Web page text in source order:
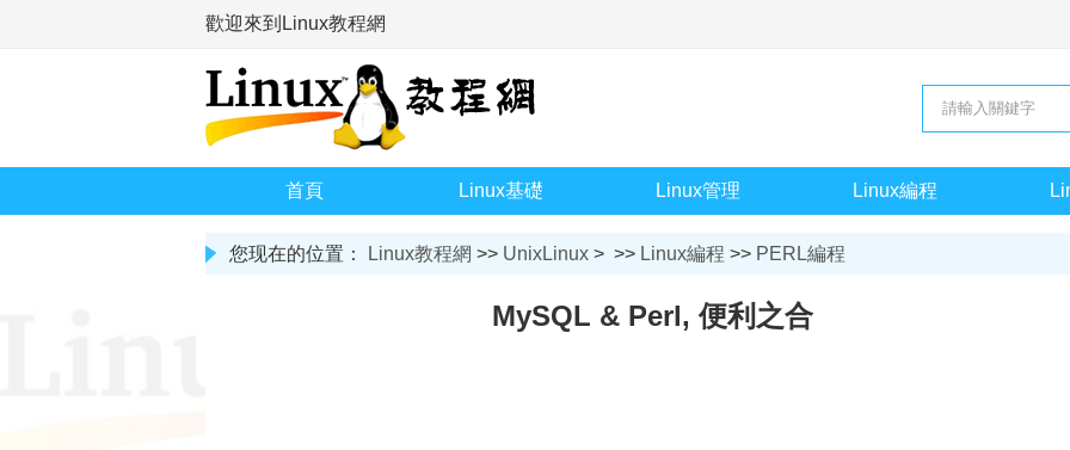
歡迎來到Linux教程網
首頁 Linux基礎 Linux管理 Linux編程
您现在的位置： Linux教程網 >> UnixLinux > >> Linux編程 >> PERL編程
MySQL & Perl, 便利之合